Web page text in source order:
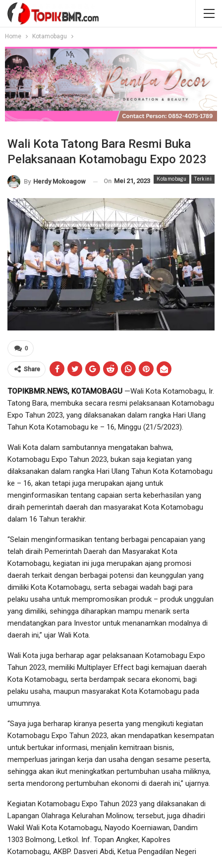
Home Kotamobagu
Wali Kota Tatong Bara Resmi Buka
Pelaksanaan Kotamobagu Expo 2023
Kotamobagu Terkini
By Herdy Mokoagow On Mei 21, 2023
0
Share
TOPIKBMR.NEWS, KOTAMOBAGU —Wali Kota Kotamobagu, Ir.
Tatong Bara, membuka secara resmi pelaksanaan Kotamobagu
Expo Tahun 2023, yang dilaksanakan dalam rangka Hari Ulang
Tahun Kota Kotamobagu ke – 16, Minggu (21/5/2023).
Wali Kota dalam sambutannya mengatakan bahwa,
Kotamobagu Expo Tahun 2023, bukan saja kegiatan yang
dilaksanakan dalam rangka Hari Ulang Tahun Kota Kotamobagu
ke – 16, akan tetapi juga merupakan ajang untuk
menginformasikan tentang capaian serta keberhasilan yang
diraih pemerintah daerah dan masyarakat Kota Kotamobagu
dalam 16 Tahun terakhir.
“Selain menginformasikan tentang berbagai pencapaian yang
telah diraih Pemerintah Daerah dan Masyarakat Kota
Kotamobagu, kegiatan ini juga merupakan ajang promosi
daerah terkait dengan berbagai potensi dan keunggulan yang
dimiliki Kota Kotamobagu, serta sebagai wadah bagi para
pelaku usaha untuk mempromosikan produk – produk unggulan
yang dimiliki, sehingga diharapkan mampu menarik serta
mendatangkan para Investor untuk menanamkan modalnya di
daerah ini,” ujar Wali Kota.
Wali Kota juga berharap agar pelaksanaan Kotamobagu Expo
Tahun 2023, memiliki Multiplayer Effect bagi kemajuan daerah
Kota Kotamobagu, serta berdampak secara ekonomi, bagi
pelaku usaha, maupun masyarakat Kota Kotamobagu pada
umumnya.
“Saya juga berharap kiranya peserta yang mengikuti kegiatan
Kotamobagu Expo Tahun 2023, akan mendapatkan kesempatan
untuk bertukar informasi, menjalin kemitraan bisnis,
memperluas jaringan kerja dan usaha dengan sesame peserta,
sehingga akan ikut meningkatkan pertumbuhan usaha miliknya,
serta mendorong pertumbuhan ekonomi di daerah ini,” ujarnya.
Kegiatan Kotamobagu Expo Tahun 2023 yang dilaksanakan di
Lapangan Olahraga Kelurahan Molinow, tersebut, juga dihadiri
Wakil Wali Kota Kotamobagu, Nayodo Koerniawan, Dandim
1303 Bolmong, Letkol. Inf. Topan Angker, Kapolres
Kotamobagu, AKBP. Dasveri Abdi, Ketua Pengadilan Negeri